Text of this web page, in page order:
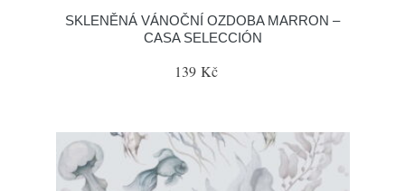
SKLENĚNÁ VÁNOČNÍ OZDOBA MARRON –
CASA SELECCIÓN
139 Kč